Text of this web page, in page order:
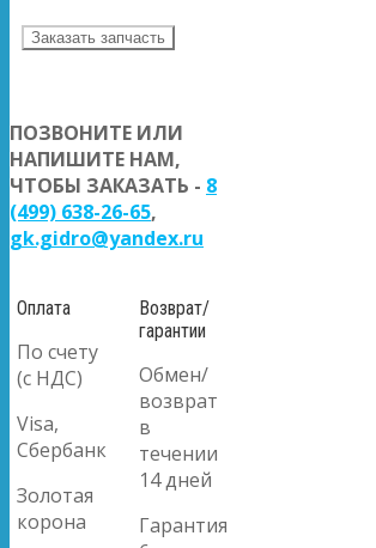
Заказать запчасть
ПОЗВОНИТЕ ИЛИ
НАПИШИТЕ НАМ,
ЧТОБЫ ЗАКАЗАТЬ - 8
(499) 638-26-65,
gk.gidro@yandex.ru
Оплата
По счету
(с НДС)
Visa,
Сбербанк
Золотая
корона
Возврат/
гарантии
Обмен/
возврат
в
течении
14 дней
Гарантия